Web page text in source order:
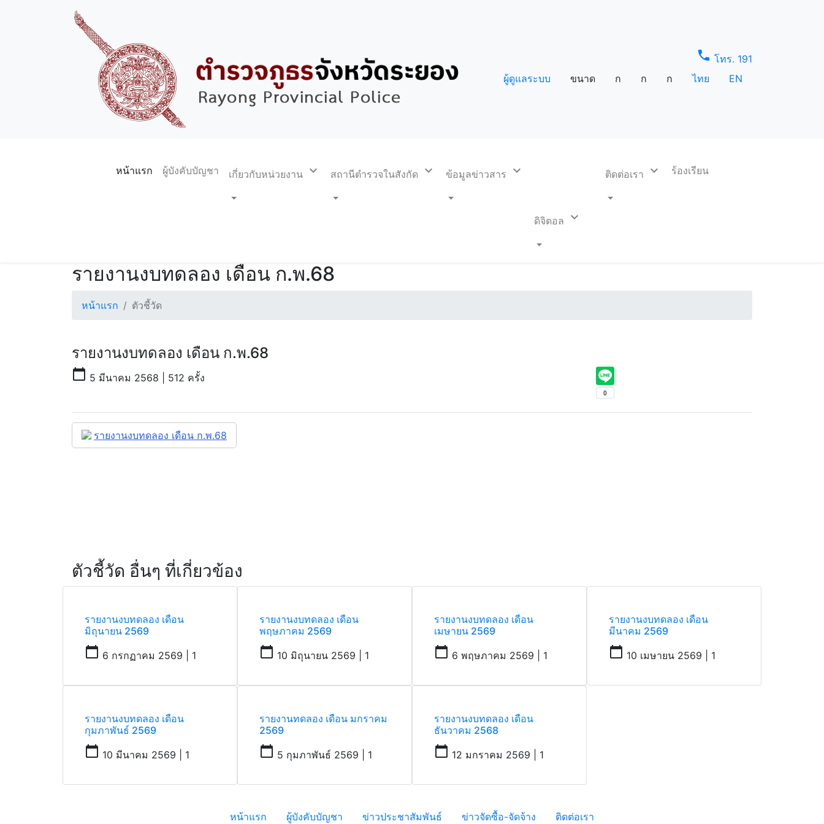
phone โทร. 191
ผู้ดูแลระบบ
ขนาด ก ก ก ไทย EN
หน้าแรก ผู้บังคับบัญชา เกี่ยวกับหน่วยงาน expand_more สถานีตำรวจในสังกัด expand_more ข้อมูลข่าวสาร expand_more
ดิจิตอล expand_more
ติดต่อเรา expand_more ร้องเรียน
รายงานงบทดลอง เดือน ก.พ.68
หน้าแรก ตัวชี้วัด
รายงานงบทดลอง เดือน ก.พ.68
calendar_today 5 มีนาคม 2568 | 512 ครั้ง
รายงานงบทดลอง เดือน ก.พ.68
ตัวชี้วัด อื่นๆ ที่เกี่ยวข้อง
รายงานงบทดลอง เดือน
มิถุนายน 2569
calendar_today 6 กรกฏาคม 2569 | 1
รายงานงบทดลอง เดือน
พฤษภาคม 2569
calendar_today 10 มิถุนายน 2569 | 1
รายงานงบทดลอง เดือน
เมษายน 2569
calendar_today 6 พฤษภาคม 2569 | 1
รายงานงบทดลอง เดือน
มีนาคม 2569
calendar_today 10 เมษายน 2569 | 1
รายงานงบทดลอง เดือน
กุมภาพันธ์ 2569
calendar_today 10 มีนาคม 2569 | 1
รายงานทดลอง เดือน มกราคม
2569
calendar_today 5 กุมภาพันธ์ 2569 | 1
รายงานงบทดลอง เดือน
ธันวาคม 2568
calendar_today 12 มกราคม 2569 | 1
หน้าแรก ผู้บังคับบัญชา ข่าวประชาสัมพันธ์ ข่าวจัดซื้อ-จัดจ้าง ติดต่อเรา